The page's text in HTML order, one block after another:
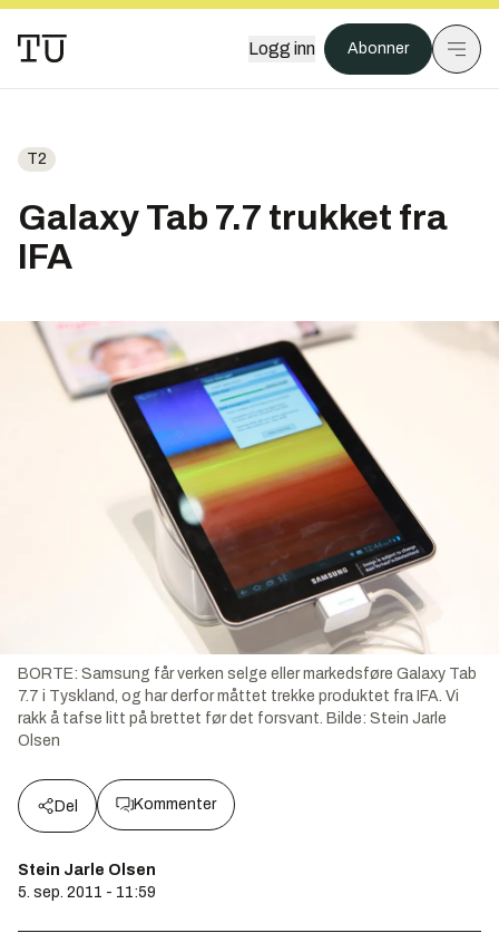
Logg inn Abonner
T2
Galaxy Tab 7.7 trukket fra
IFA
BORTE: Samsung får verken selge eller markedsføre Galaxy Tab
7.7 i Tyskland, og har derfor måttet trekke produktet fra IFA. Vi
rakk å tafse litt på brettet før det forsvant. Bilde: Stein Jarle
Olsen
Del Kommenter
Stein Jarle Olsen
5. sep. 2011 - 11:59